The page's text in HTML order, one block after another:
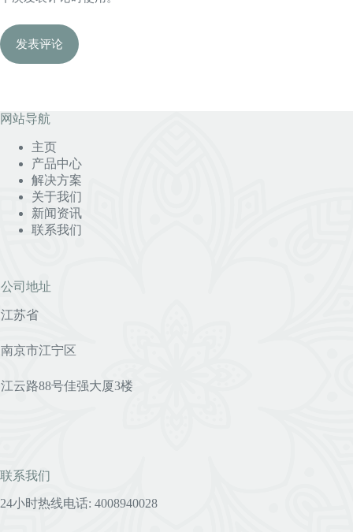
发表评论
网站导航
主页
产品中心
解决方案
关于我们
新闻资讯
联系我们
公司地址
江苏省
南京市江宁区
江云路88号佳强大厦3楼
联系我们
24小时热线电话: 4008940028